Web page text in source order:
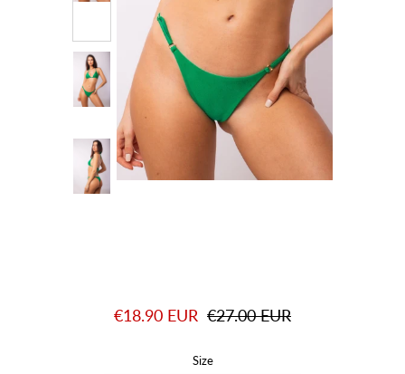
€18.90 EUR €27.00 EUR
Size